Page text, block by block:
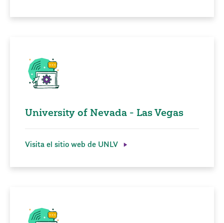
University of Nevada - Las Vegas
Visita el sitio web de UNLV